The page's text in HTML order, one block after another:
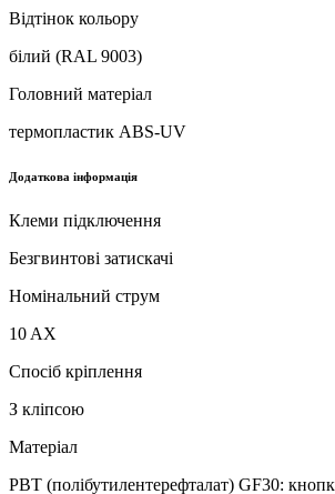
Відтінок кольору
білий (RAL 9003)
Головний матеріал
термопластик ABS-UV
Додаткова інформація
Клеми підключення
Безгвинтові затискачі
Номінальний струм
10 AX
Спосіб кріплення
З кліпсою
Матеріал
PBT (полібутилентерефталат) GF30: